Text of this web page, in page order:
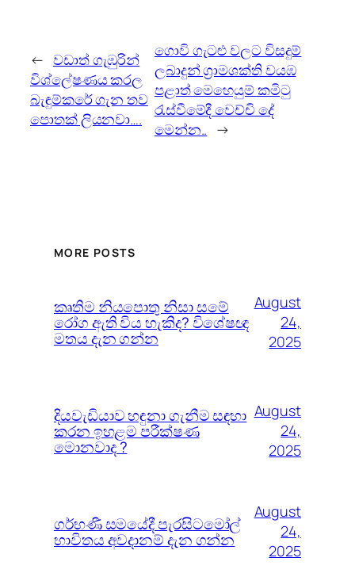
← වඩාත් ගැඹුරින්
විශ්ලේෂණය කරල
බැඳුම්කරේ ගැන තව
පොතක් ලියනවා….
ග‌ොවි ගැටළු වලට විසදුම්
ලබාදුන් ග්‍රාමශක්ති වයඹ
පළාත් ‌ම‌ෙ‌හ‌ෙයුම් කමිටු
රැස්වීමේදී ‌ව‌ෙච්චි ‌ද‌ේ
ම‌ෙන්න.. →
MORE POSTS
කෘතිම නියපොතු නිසා සමේ
රෝග ඇති විය හැකිද? විශේෂඥ
මතය දැන ගන්න
August
24,
2025
දියවැඩියාව හඳුනා ගැනීම සඳහා
කරන ඉහළම පරීක්ෂණ
මොනවාද ?
August
24,
2025
ගර්භණී සමයේදී පැරසිටමෝල්
භාවිතය අවදානම් දැන ගන්න
August
24,
2025